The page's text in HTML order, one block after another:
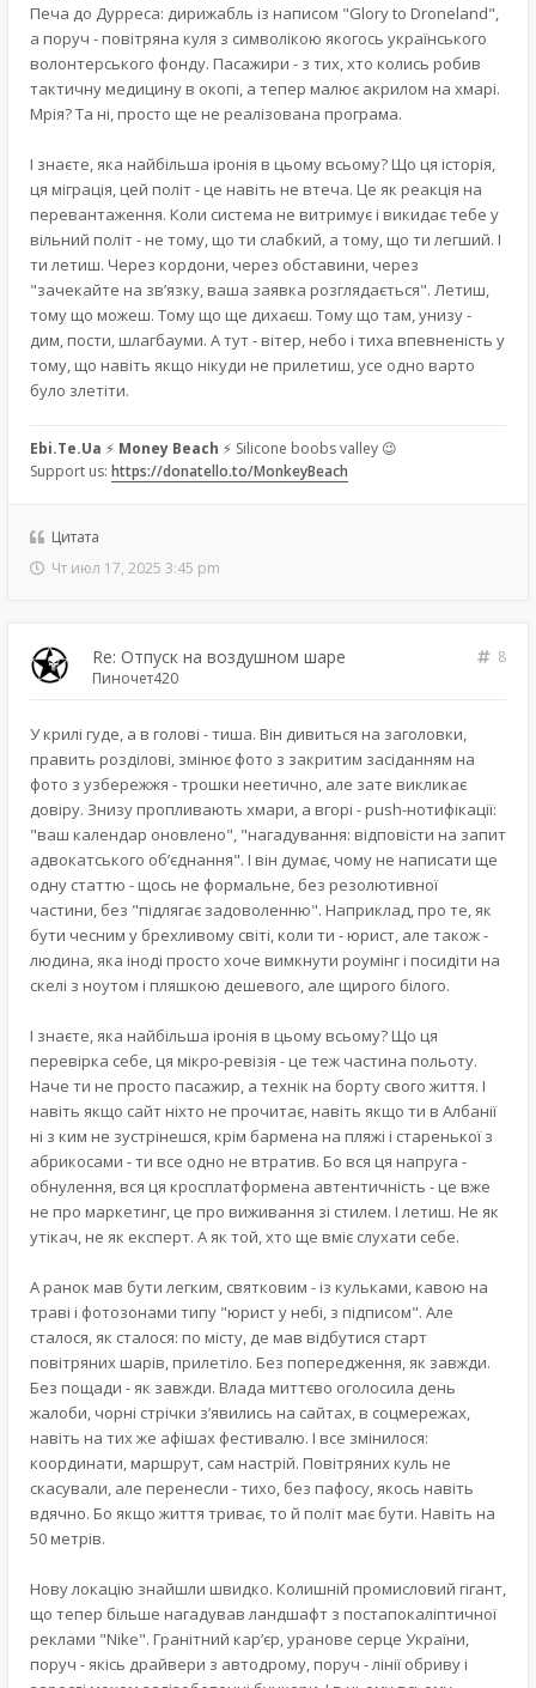
Печа до Дурреса: дирижабль із написом "Glory to Droneland",
а поруч - повітряна куля з символікою якогось українського
волонтерського фонду. Пасажири - з тих, хто колись робив
тактичну медицину в окопі, а тепер малює акрилом на хмарі.
Мрія? Та ні, просто ще не реалізована програма.
І знаєте, яка найбільша іронія в цьому всьому? Що ця історія,
ця міграція, цей політ - це навіть не втеча. Це як реакція на
перевантаження. Коли система не витримує і викидає тебе у
вільний політ - не тому, що ти слабкий, а тому, що ти легший. І
ти летиш. Через кордони, через обставини, через
"зачекайте на зв’язку, ваша заявка розглядається". Летиш,
тому що можеш. Тому що ще дихаєш. Тому що там, унизу -
дим, пости, шлагбауми. А тут - вітер, небо і тиха впевненість у
тому, що навіть якщо нікуди не прилетиш, усе одно варто
було злетіти.
Ebi.Te.Ua ⚡ Money Beach ⚡ Silicone boobs valley 😉
Support us: https://donatello.to/MonkeyBeach
Цитата
Чт июл 17, 2025 3:45 pm
Re: Отпуск на воздушном шаре
8
Пиночет420
У крилі гуде, а в голові - тиша. Він дивиться на заголовки,
править розділові, змінює фото з закритим засіданням на
фото з узбережжя - трошки неетично, але зате викликає
довіру. Знизу пропливають хмари, а вгорі - push-нотифікації:
"ваш календар оновлено", "нагадування: відповісти на запит
адвокатського об’єднання". І він думає, чому не написати ще
одну статтю - щось не формальне, без резолютивної
частини, без "підлягає задоволенню". Наприклад, про те, як
бути чесним у брехливому світі, коли ти - юрист, але також -
людина, яка іноді просто хоче вимкнути роумінг і посидіти на
скелі з ноутом і пляшкою дешевого, але щирого білого.
І знаєте, яка найбільша іронія в цьому всьому? Що ця
перевірка себе, ця мікро-ревізія - це теж частина польоту.
Наче ти не просто пасажир, а технік на борту свого життя. І
навіть якщо сайт ніхто не прочитає, навіть якщо ти в Албанії
ні з ким не зустрінешся, крім бармена на пляжі і старенької з
абрикосами - ти все одно не втратив. Бо вся ця напруга -
обнулення, вся ця кросплатформена автентичність - це вже
не про маркетинг, це про виживання зі стилем. І летиш. Не як
утікач, не як експерт. А як той, хто ще вміє слухати себе.
А ранок мав бути легким, святковим - із кульками, кавою на
траві і фотозонами типу "юрист у небі, з підписом". Але
сталося, як сталося: по місту, де мав відбутися старт
повітряних шарів, прилетіло. Без попередження, як завжди.
Без пощади - як завжди. Влада миттєво оголосила день
жалоби, чорні стрічки з’явились на сайтах, в соцмережах,
навіть на тих же афішах фестивалю. І все змінилося:
координати, маршрут, сам настрій. Повітряних куль не
скасували, але перенесли - тихо, без пафосу, якось навіть
вдячно. Бо якщо життя триває, то й політ має бути. Навіть на
50 метрів.
Нову локацію знайшли швидко. Колишній промисловий гігант,
що тепер більше нагадував ландшафт з постапокаліптичної
реклами "Nike". Гранітний кар’єр, уранове серце України,
поруч - якісь драйвери з автодрому, поруч - лінії обриву і